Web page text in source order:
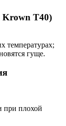
Krown T40)
температурах;
гуще.
при плохой